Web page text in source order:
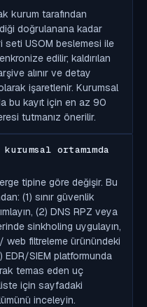
kurum tarafından
doğrulanana kadar
seti USOM beslemesi ile
edilir; kaldırılan
alınır ve detay
işaretlenir. Kurumsal
bu kayıt için en az 90
tutmanız önerilir.
ortamımda
tipine göre değişir. Bu
(1) sınır güvenlik
(2) DNS RPZ veya
sinkholing uygulayın,
filtreleme ürünündeki
SIEM platformunda
temas eden uç
için sayfadaki
inceleyin.